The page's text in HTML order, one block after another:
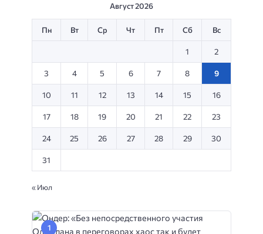
Август 2026
Пн Вт Ср Чт Пт Сб Вс
1 2
3 4 5 6 7 8 9
10 11 12 13 14 15 16
17 18 19 20 21 22 23
24 25 26 27 28 29 30
31
« Июл